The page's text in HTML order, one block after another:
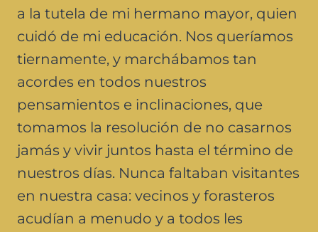
a la tutela de mi hermano mayor, quien
cuidó de mi educación. Nos queríamos
tiernamente, y marchábamos tan
acordes en todos nuestros
pensamientos e inclinaciones, que
tomamos la resolución de no casarnos
jamás y vivir juntos hasta el término de
nuestros días. Nunca faltaban visitantes
en nuestra casa: vecinos y forasteros
acudían a menudo y a todos les